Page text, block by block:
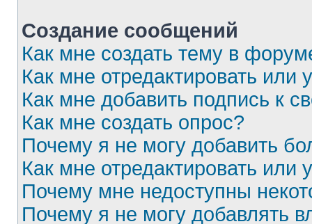
Создание сообщений
Как мне создать тему в
Как мне отредактировать или
Как мне добавить подпись к
Как мне создать опрос?
Почему я не могу добавить
Как мне отредактировать или
Почему мне недоступны
Почему я не могу добавлять